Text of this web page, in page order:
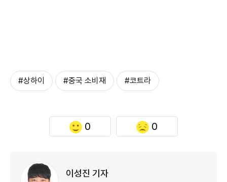
#상하이 #중국 소비재 #코트라
0 0
이성진 기자